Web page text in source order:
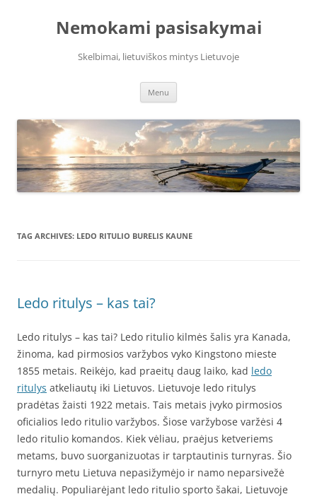
Nemokami pasisakymai
Skelbimai, lietuviškos mintys Lietuvoje
Menu
TAG ARCHIVES: LEDO RITULIO BURELIS KAUNE
Ledo ritulys – kas tai?
Ledo ritulys – kas tai? Ledo ritulio kilmės šalis yra Kanada,
žinoma, kad pirmosios varžybos vyko Kingstono mieste
1855 metais. Reikėjo, kad praeitų daug laiko, kad ledo
ritulys atkeliautų iki Lietuvos. Lietuvoje ledo ritulys
pradėtas žaisti 1922 metais. Tais metais įvyko pirmosios
oficialios ledo ritulio varžybos. Šiose varžybose varžėsi 4
ledo ritulio komandos. Kiek vėliau, praėjus ketveriems
metams, buvo suorganizuotas ir tarptautinis turnyras. Šio
turnyro metu Lietuva nepasižymėjo ir namo neparsivežė
medalių. Populiarėjant ledo ritulio sporto šakai, Lietuvoje